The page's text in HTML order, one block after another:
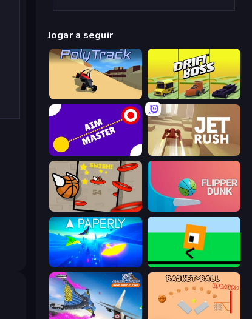
Jogar a seguir
Drift Boss
Aim Master Jet Rush
Flappy Dunk Flipper Dunk 3D
Paperly: Paper Plane Adventure Oh, flip!